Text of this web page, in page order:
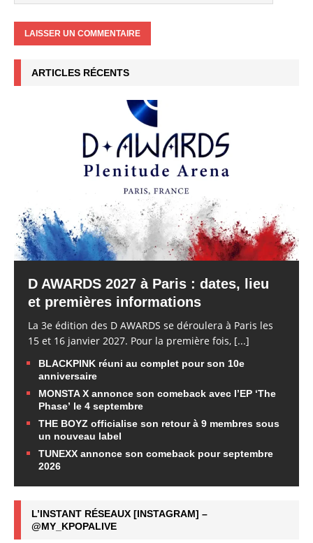
ARTICLES RÉCENTS
D AWARDS 2027 à Paris : dates, lieu
et premières informations
La 3e édition des D AWARDS se déroulera à Paris les
15 et 16 janvier 2027. Pour la première fois, [...]
BLACKPINK réuni au complet pour son 10e
anniversaire
MONSTA X annonce son comeback avec l’EP ‘The
Phase’ le 4 septembre
THE BOYZ officialise son retour à 9 membres sous
un nouveau label
TUNEXX annonce son comeback pour septembre
2026
L’INSTANT RÉSEAUX [INSTAGRAM] –
@MY_KPOPALIVE